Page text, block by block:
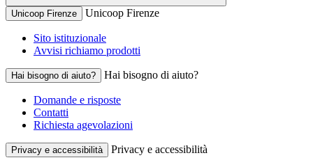
Unicoop Firenze Unicoop Firenze
Sito istituzionale
Avvisi richiamo prodotti
Hai bisogno di aiuto? Hai bisogno di aiuto?
Domande e risposte
Contatti
Richiesta agevolazioni
Privacy e accessibilità Privacy e accessibilità